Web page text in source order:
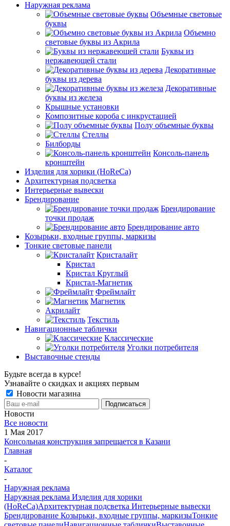
Наружная реклама
Объемные световые
буквы
Объемно
световые буквы из Акрила
Буквы из
нержавеющей стали
Декоративные
буквы из дерева
Декоративные
буквы из железа
Крышные установки
Композитные короба с инкрустацией
Полу объемные буквы
Стеллы
Билборды
Консоль-панель
кронштейн
Изделия для хорики (HoReCa)
Архитектурная подсветка
Интерьерные вывески
Брендирование
Брендирование
точки продаж
Брендирование авто
Козырьки, входные группы, маркизы
Тонкие световые панели
Кристалайт
Кристал
Кристал Круглый
Кристал-Магнетик
Фреймлайт
Магнетик
Акрилайт
Текстиль
Навигационные таблички
Классические
Уголки потребителя
Выставочные стенды
Будьте всегда в курсе!
Узнавайте о скидках и акциях первым
Новости магазина
Новости
Все новости
1 Мая 2017
Консольная конструкция запрещается в Казани
Главная
-
Каталог
-
Наружная реклама
Наружная реклама Изделия для хорики
(HoReCa)Архитектурная подсветка Интерьерные вывески
Брендирование Козырьки, входные группы, маркизыТонкие